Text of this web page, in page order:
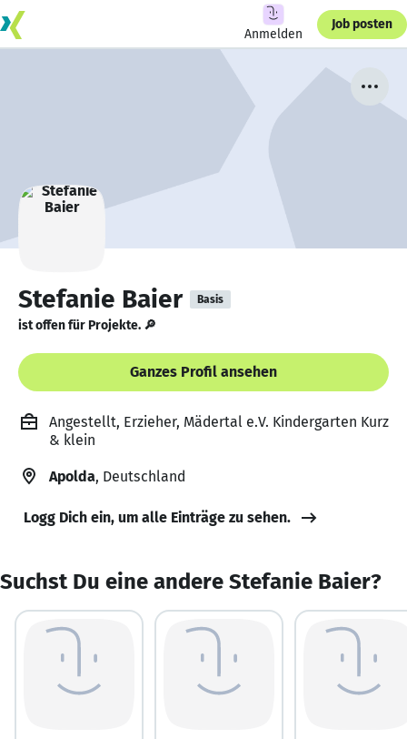
Anmelden
Job posten
Stefanie Baier Basis
ist offen für Projekte. 🔎
Ganzes Profil ansehen
Angestellt, Erzieher, Mädertal e.V. Kindergarten Kurz
& klein
Apolda, Deutschland
Logg Dich ein, um alle Einträge zu sehen.
Suchst Du eine andere Stefanie Baier?